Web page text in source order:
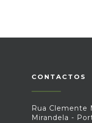
CONTACTOS
Rua Clemente
Mirandela -